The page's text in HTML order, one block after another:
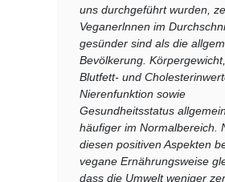
uns durchgeführt wurden,
Veganerlnnen im
gesünder sind als die
Bevölkerung.
Blutfett- und
Nierenfunktion sowie
Gesundheitsstatus
häufiger im Normalbereich.
diesen positiven Aspekten
vegane Ernährungsweise
dass die Umwelt weniger